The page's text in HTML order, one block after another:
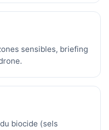
sensibles, briefing
biocide (sels